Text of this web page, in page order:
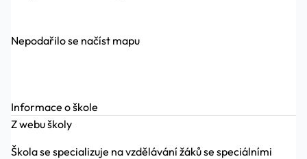
Nepodařilo se načíst mapu
Informace o škole
Z webu školy
Škola se specializuje na vzdělávání žáků se speciálními